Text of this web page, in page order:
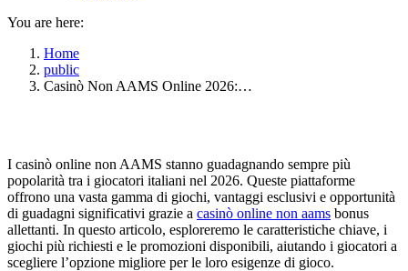
You are here:
Home
public
Casinò Non AAMS Online 2026:…
I casinò online non AAMS stanno guadagnando sempre più
popolarità tra i giocatori italiani nel 2026. Queste piattaforme
offrono una vasta gamma di giochi, vantaggi esclusivi e opportunità
di guadagni significativi grazie a casinò online non aams bonus
allettanti. In questo articolo, esploreremo le caratteristiche chiave, i
giochi più richiesti e le promozioni disponibili, aiutando i giocatori a
scegliere l’opzione migliore per le loro esigenze di gioco.